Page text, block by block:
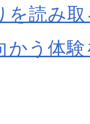
を読み
かう体